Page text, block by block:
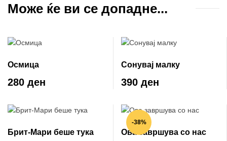
Може ќе ви се допадне...
Осмица
280 ден
Сонувај малку
390 ден
Брит-Мари беше тука
-38%
Ова завршува со нас